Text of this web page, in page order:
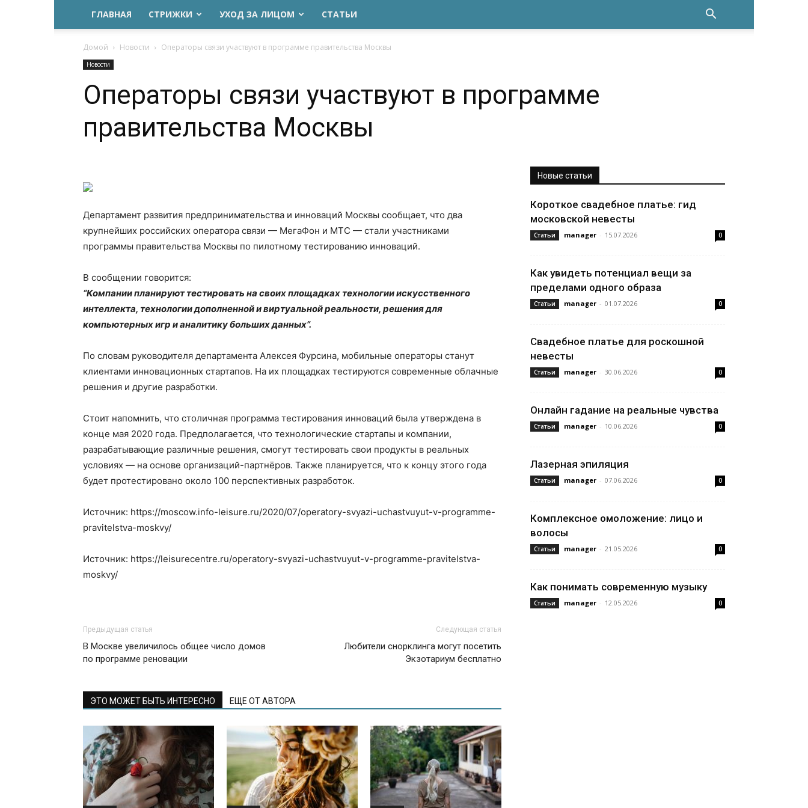
ГЛАВНАЯ СТРИЖКИ УХОД ЗА ЛИЦОМ СТАТЬИ
Домой Новости Операторы связи участвуют в программе правительства Москвы
Новости
Операторы связи участвуют в программе
правительства Москвы
Департамент развития предпринимательства и инноваций Москвы сообщает, что два
крупнейших российских оператора связи — МегаФон и МТС — стали участниками
программы правительства Москвы по пилотному тестированию инноваций.
В сообщении говорится:
“Компании планируют тестировать на своих площадках технологии искусственного
интеллекта, технологии дополненной и виртуальной реальности, решения для
компьютерных игр и аналитику больших данных”.
По словам руководителя департамента Алексея Фурсина, мобильные операторы станут
клиентами инновационных стартапов. На их площадках тестируются современные облачные
решения и другие разработки.
Стоит напомнить, что столичная программа тестирования инноваций была утверждена в
конце мая 2020 года. Предполагается, что технологические стартапы и компании,
разрабатывающие различные решения, смогут тестировать свои продукты в реальных
условиях — на основе организаций-партнёров. Также планируется, что к концу этого года
будет протестировано около 100 перспективных разработок.
Источник: https://moscow.info-leisure.ru/2020/07/operatory-svyazi-uchastvuyut-v-programme-
pravitelstva-moskvy/
Источник: https://leisurecentre.ru/operatory-svyazi-uchastvuyut-v-programme-pravitelstva-
moskvy/
Предыдущая статья
В Москве увеличилось общее число домов
по программе реновации
Следующая статья
Любители снорклинга могут посетить
Экзотариум бесплатно
ЭТО МОЖЕТ БЫТЬ ИНТЕРЕСНО ЕЩЕ ОТ АВТОРА
Новые статьи
Короткое свадебное платье: гид
московской невесты
Статьи manager - 15.07.2026 0
Как увидеть потенциал вещи за
пределами одного образа
Статьи manager - 01.07.2026 0
Свадебное платье для роскошной
невесты
Статьи manager - 30.06.2026 0
Онлайн гадание на реальные чувства
Статьи manager - 10.06.2026 0
Лазерная эпиляция
Статьи manager - 07.06.2026 0
Комплексное омоложение: лицо и
волосы
Статьи manager - 21.05.2026 0
Как понимать современную музыку
Статьи manager - 12.05.2026 0